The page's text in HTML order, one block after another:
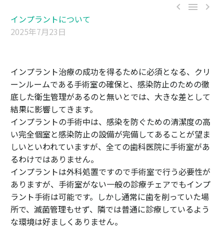
  
インプラントについて
2025年7月23日
インプラント治療の成功を得るために必須となる、クリ
ーンルームである手術室の確保と、感染防止のための徹
底した衛生管理があるのと無いとでは、大きな差として
結果に影響してきます。
インプラントの手術中は、感染を防ぐための清潔度の高
い完全個室と感染防止の設備が完備してあることが望ま
しいといわれていますが、全ての歯科医院に手術室があ
るわけではありません。
インプラントは外科処置ですので手術室で行う必要性が
ありますが、手術室がない一般の診療チェアでもインプ
ラント手術は可能です。しかし通常に歯を削っていた場
所で、滅菌管理もせず、隣では普通に診療しているよう
な環境は好ましくありません。